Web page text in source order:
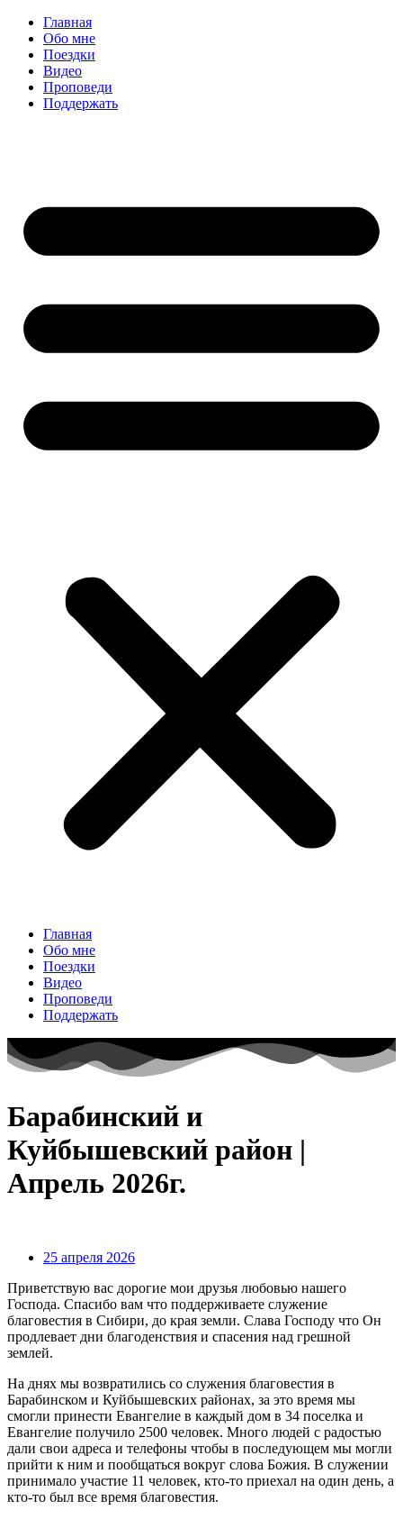
Перейти
содержимому
Главная
Обо мне
Поездки
Видео
Проповеди
Поддержать
Главная
Обо мне
Поездки
Видео
Проповеди
Поддержать
Барабинский и
Куйбышевский район |
Апрель 2026г.
25 апреля 2026
Приветствую вас дорогие мои друзья любовью нашего
Господа. Спасибо вам что поддерживаете служение
благовестия в Сибири, до края земли. Слава Господу что Он
продлевает дни благоденствия и спасения над грешной
землей.
На днях мы возвратились со служения благовестия в
Барабинском и Куйбышевских районах, за это время мы
смогли принести Евангелие в каждый дом в 34 поселка и
Евангелие получило 2500 человек. Много людей с радостью
дали свои адреса и телефоны чтобы в последующем мы могли
прийти к ним и пообщаться вокруг слова Божия. В служении
принимало участие 11 человек, кто-то приехал на один день, а
кто-то был все время благовестия.